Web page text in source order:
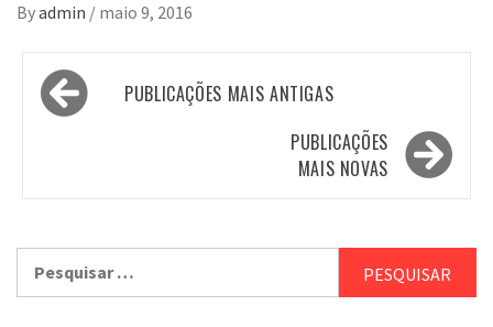
Byadmin / maio 9, 2016
Navegação
por
PUBLICAÇÕES MAIS ANTIGAS
PUBLICAÇÕES
MAIS NOVAS
por: